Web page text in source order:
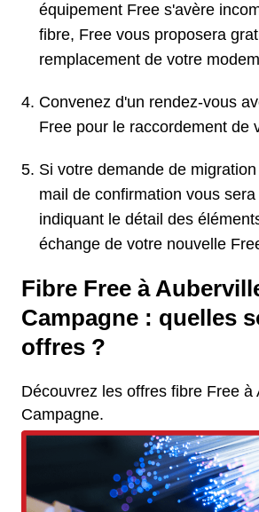
équipement Free s'avère
fibre, Free vous proposera
remplacement de votre
Convenez d'un rendez-vous
Free pour le raccordement de
Si votre demande de
mail de confirmation vous
indiquant le détail des
échange de votre nouvelle
Fibre Free à
Campagne : quelles
offres ?
Découvrez les offres fibre Free à
Campagne.